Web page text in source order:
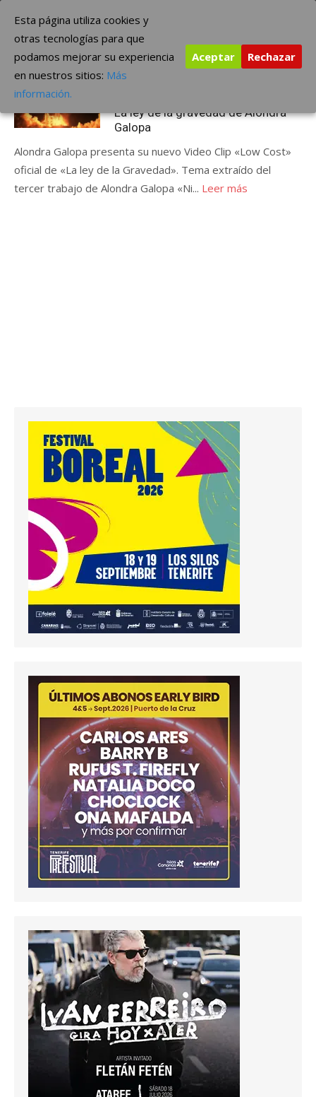
contenido
The Borderline Music
Etiqueta:la ley de la gravedad
La ley de la gravedad de Alondra
Galopa
Alondra Galopa presenta su nuevo Video Clip «Low Cost»
oficial de «La ley de la Gravedad». Tema extraído del
tercer trabajo de Alondra Galopa «Ni... Leer más
Esta página utiliza cookies y
otras tecnologías para que
podamos mejorar su experiencia
en nuestros sitios: Más
información.
Aceptar Rechazar